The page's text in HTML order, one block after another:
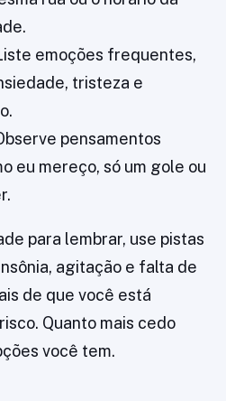
emoções frequentes,
tristeza e
pensamentos
eu mereço, só um gole ou
para lembrar, use pistas
agitação e falta de
de que você está
Quanto mais cedo
você tem.